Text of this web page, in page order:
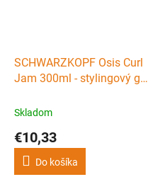
SCHWARZKOPF Osis Curl
Jam 300ml - stylingový gél
Skladom
€10,33
Do košíka